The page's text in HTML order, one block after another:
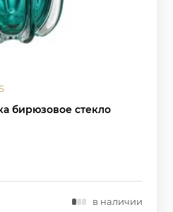
бирюзовое стекло
в наличии